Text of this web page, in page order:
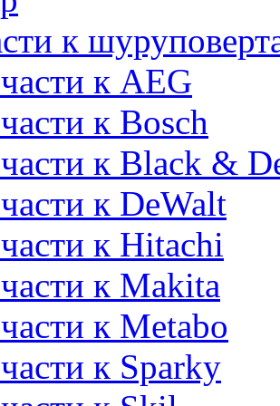
к
к AEG
к Bosch
к Black &
к DeWalt
к Hitachi
к Makita
к Metabo
к Sparky